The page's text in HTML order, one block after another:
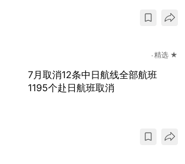
精选 ★
7月取消12条中日航线全部航班
1195个赴日航班取消